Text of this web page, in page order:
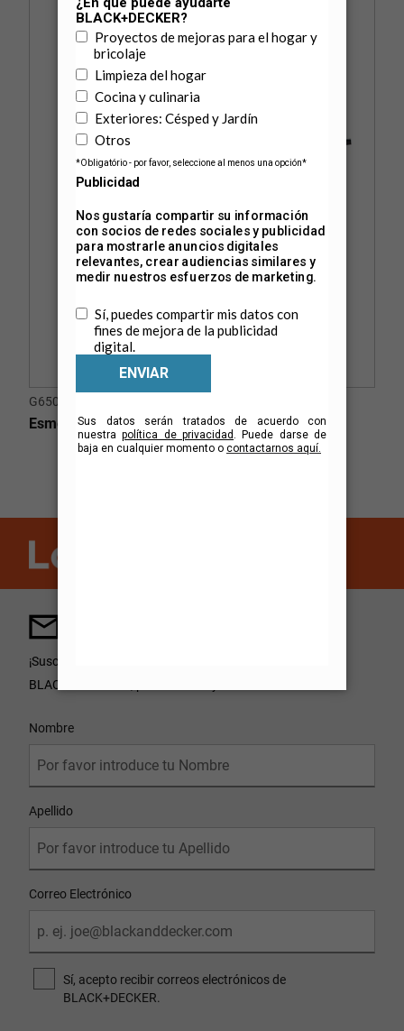
G650-B3
Esmeriladora Angular 4-1/2" (115mm) 650W
¡Suscríbete para recibir las novedades en productos
BLACK+DECKER
Nombre
Apellido
Correo Electrónico
Sí, acepto recibir correos electrónicos de
BLACK+DECKER.